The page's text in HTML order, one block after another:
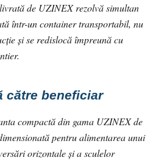
livrată de UZINEX rezolvă simultan
într-un container transportabil, nu
și se redislocă împreună cu
către beneficiar
compactă din gama UZINEX de
pentru alimentarea unui
orizontale și a sculelor